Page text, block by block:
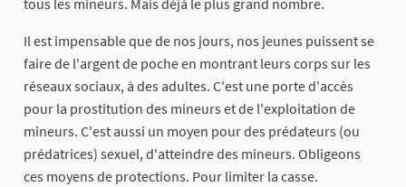
tous les mineurs. Mais déjà le plus grand nombre.
Il est impensable que de nos jours, nos jeunes puissent se
faire de l'argent de poche en montrant leurs corps sur les
réseaux sociaux, à des adultes. C'est une porte d'accès
pour la prostitution des mineurs et de l'exploitation de
mineurs. C'est aussi un moyen pour des prédateurs (ou
prédatrices) sexuel, d'atteindre des mineurs. Obligeons
ces moyens de protections. Pour limiter la casse.